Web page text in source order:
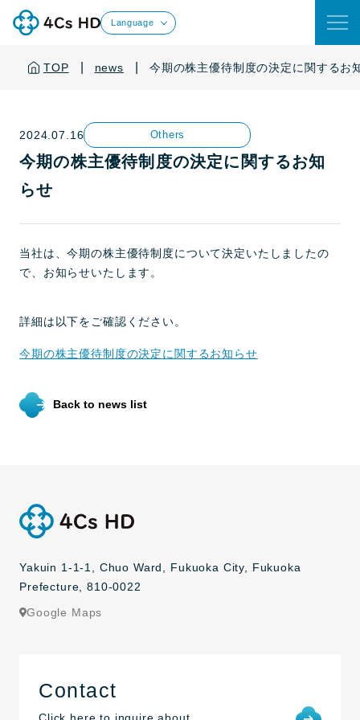
Language
TOP news 今期の株主優待制度の決定に関するお
2024.07.16 Others
今期の株主優待制度の決定に関するお知
らせ
当社は、今期の株主優待制度について決定いたしましたの
で、お知らせいたします。
詳細は以下をご確認ください。
今期の株主優待制度の決定に関するお知らせ
Back to news list
Yakuin 1-1-1, Chuo Ward, Fukuoka City, Fukuoka
Prefecture, 810-0022
Google Maps
Contact